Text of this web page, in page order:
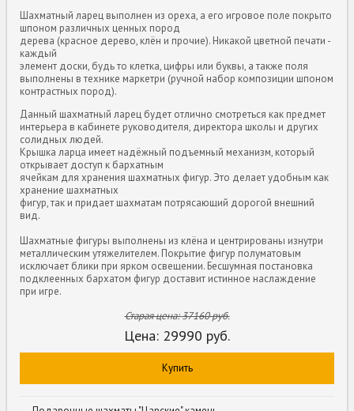
Шахматный ларец выполнен из ореха, а его игровое поле покрыто
шпоном различных ценных пород
дерева (красное дерево, клён и прочие). Никакой цветной печати -
каждый
элемент доски, будь то клетка, цифры или буквы, а также поля
выполнены в технике маркетри (ручной набор композиции шпоном
контрастных пород).
Данный шахматный ларец будет отлично смотреться как предмет
интерьера в кабинете руководителя, директора школы и других
солидных людей.
Крышка ларца имеет надёжный подъемный механизм, который
открывает доступ к бархатным
ячейкам для хранения шахматных фигур. Это делает удобным как
хранение шахматных
фигур, так и придает шахматам потрясающий дорогой внешний
вид.
Шахматные фигуры выполнены из клёна и центрированы изнутри
металлическим утяжелителем. Покрытие фигур полуматовым
исключает блики при ярком освещении. Бесшумная постановка
подклеенных бархатом фигур доставит истинное наслаждение
при игре.
Старая цена:37160руб.
Цена: 29990 руб.
Купить